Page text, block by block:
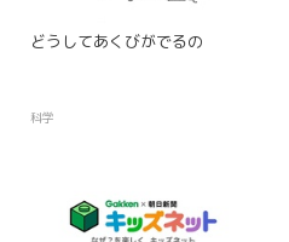
どうしてあくびがでるの
科学